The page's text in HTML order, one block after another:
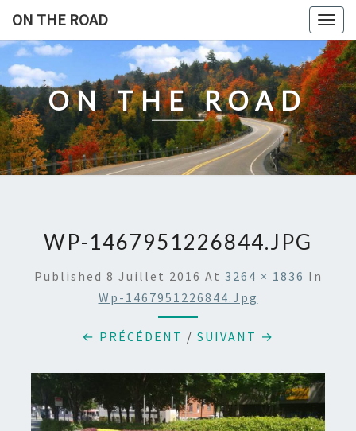
content
ON THE ROAD
ON THE ROAD
WP-1467951226844.JPG
Published 8 Juillet 2016 At 3264 × 1836 In
Wp-1467951226844.jpg
← PRÉCÉDENT / SUIVANT →